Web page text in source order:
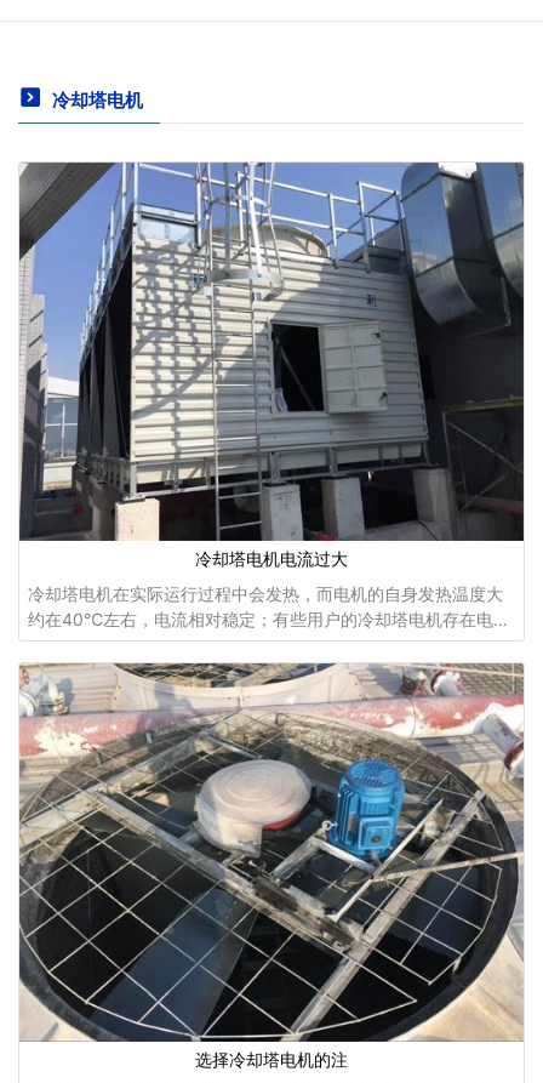
冷却塔电机
冷却塔电机电流过大
冷却塔电机在实际运行过程中会发热，而电机的自身发热温度大
约在40℃左右，电流相对稳定；有些用户的冷却塔电机存在电流
过大，电机外壳有烫手现象，如果冷却塔电机发生以上这种问题
的，那么请立即检查以下原因：1、冷却塔电机功率
选择冷却塔电机的注